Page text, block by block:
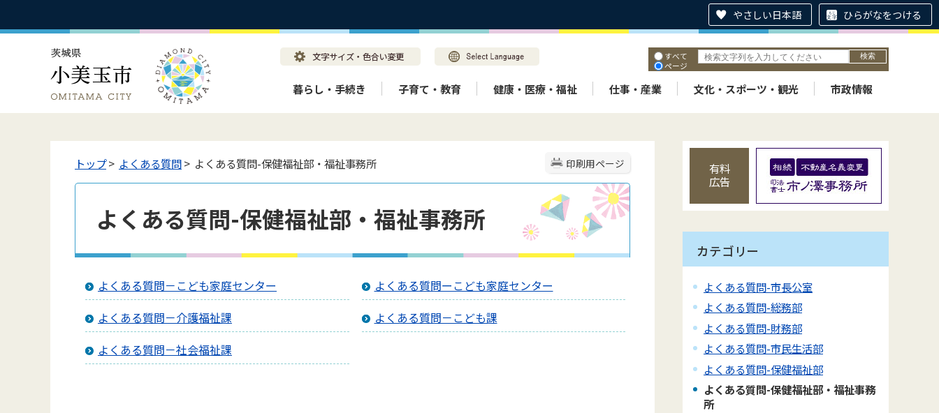
やさしい日本語 ひらがなをつける
すべて
ページ
暮らし・手続き 子育て・教育 健康・医療・福祉 仕事・産業 文化・スポーツ・観光 市政情報
印刷用ページ
トップ> よくある質問> よくある質問-保健福祉部・福祉事務所
よくある質問-保健福祉部・福祉事務所
よくある質問－こども家庭センター
よくある質問ーこども家庭センター
よくある質問－介護福祉課
よくある質問－こども課
よくある質問－社会福祉課
有料
広告
カテゴリー
よくある質問-市長公室
よくある質問-総務部
よくある質問-財務部
よくある質問-市民生活部
よくある質問-保健福祉部
よくある質問-保健福祉部・福祉事務
所